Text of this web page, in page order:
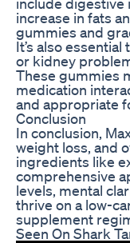
increase in fats
gummies and
It’s also
or kidney
These gummies
medication
and appropriate
Conclusion
In conclusion,
weight loss, and
ingredients like
comprehensive
levels, mental
thrive on a low-
supplement
Seen On Shark